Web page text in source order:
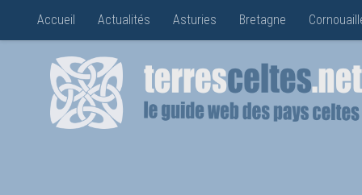
Accueil Actualités Asturies Bretagne